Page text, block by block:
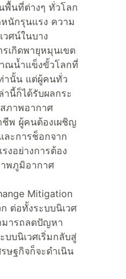
พื้นที่ต่างๆ ทั่วโลก
นักรุนแรง ความ
วศน์ในบาง
เกิดพายุหมุนเขต
ณน้ำแข็งขั้วโลกที่
านั้น แต่ผู้คนทั่ว
านี้ก็ได้รับผลกระ
ภาพอากาศ
พ ผู้คนต้องเผชิญ
ะการช็อกจาก
อย่างการต้อง
พภูมิอากาศ
Mitigation
ต่อทั้งระบบนิเวศ
มารถลดปัญหา
บบนิเวศเริ่มกลับสู่
ษฐกิจก็จะดำเนิน